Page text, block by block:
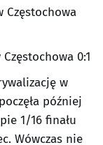
Częstochowa
0:1
w
później
1/16 finału
Wówczas nie